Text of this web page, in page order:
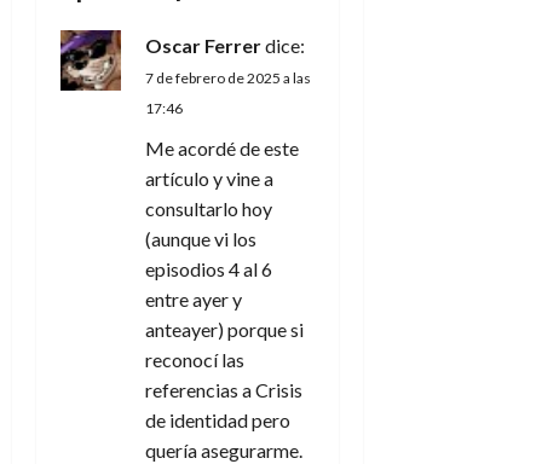
e
n
Oscar Ferrerdice:
7 de febrero de 2025 a las
17:46
Me acordé de este
artículo y vine a
consultarlo hoy
(aunque vi los
episodios 4 al 6
entre ayer y
anteayer) porque si
reconocí las
referencias a Crisis
de identidad pero
quería asegurarme.